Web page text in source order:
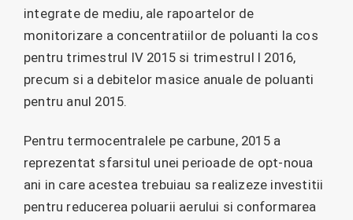
integrate de mediu, ale rapoartelor de
monitorizare a concentratiilor de poluanti la cos
pentru trimestrul IV 2015 si trimestrul I 2016,
precum si a debitelor masice anuale de poluanti
pentru anul 2015.
Pentru termocentralele pe carbune, 2015 a
reprezentat sfarsitul unei perioade de opt-noua
ani in care acestea trebuiau sa realizeze investitii
pentru reducerea poluarii aerului si conformarea